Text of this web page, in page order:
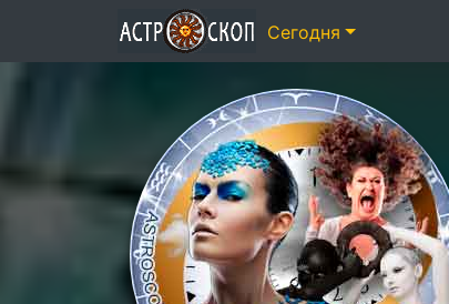
Сегодня